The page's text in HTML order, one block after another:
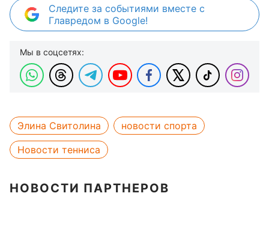
Следите за событиями вместе с
Главредом в Google!
Мы в соцсетях:
Элина Свитолина
новости спорта
Новости тенниса
НОВОСТИ ПАРТНЕРОВ